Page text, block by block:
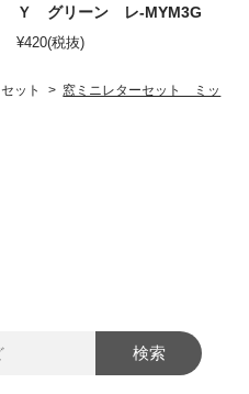
Ｙ グリーン レ-MYM3G
¥420(税抜)
セット > 窓ミニレターセット ミッ
検索